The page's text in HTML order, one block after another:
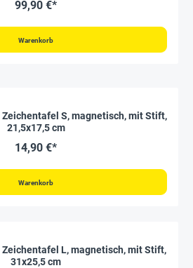
99,90 €*
Warenkorb
S, magnetisch, mit Stift,
21,5x17,5 cm
14,90 €*
Warenkorb
L, magnetisch, mit Stift,
31x25,5 cm